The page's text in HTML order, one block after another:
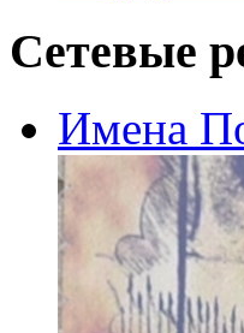
Сетевые
Имена